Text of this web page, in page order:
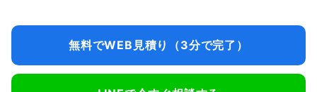
無料でWEB見積り（3分で完了）